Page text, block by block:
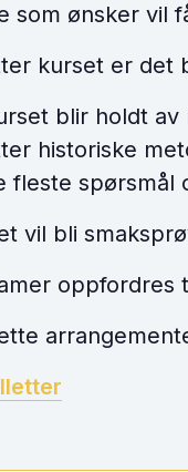
som ønsker vil
kurset er det
blir holdt
historiske
fleste spørsmål
vil bli
oppfordres